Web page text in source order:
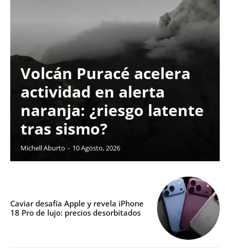
Volcán Puracé acelera
actividad en alerta
naranja: ¿riesgo latente
tras sismo?
Michell Aburto - 10 Agosto, 2026
Caviar desafía Apple y revela iPhone
18 Pro de lujo: precios desorbitados